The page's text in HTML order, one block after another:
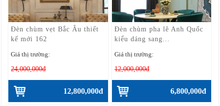
Đèn chùm vẹt Bắc Âu thiết
kế mới 162
Giá thị trường:
24,000,000đ
12,800,000đ
Đèn chùm pha lê Anh Quốc
kiểu dáng sang...
Giá thị trường:
12,000,000đ
6,800,000đ